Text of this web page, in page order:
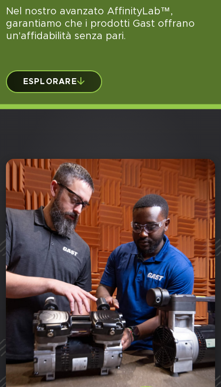
Nel nostro avanzato AffinityLab™,
garantiamo che i prodotti Gast offrano
un'affidabilità senza pari.
ESPLORARE